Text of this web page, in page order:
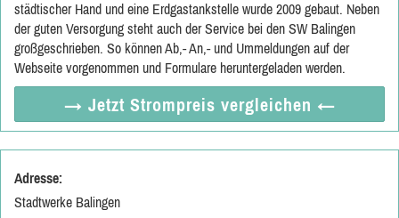
städtischer Hand und eine Erdgastankstelle wurde 2009 gebaut. Neben
der guten Versorgung steht auch der Service bei den SW Balingen
großgeschrieben. So können Ab,- An,- und Ummeldungen auf der
Webseite vorgenommen und Formulare heruntergeladen werden.
→ Jetzt Strompreis vergleichen ←
Adresse:
Stadtwerke Balingen